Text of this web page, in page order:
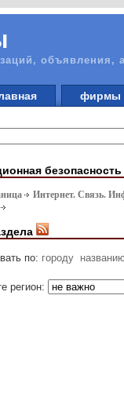
объявления,
безопасность
Интернет. Связь.
по: городу
регион: